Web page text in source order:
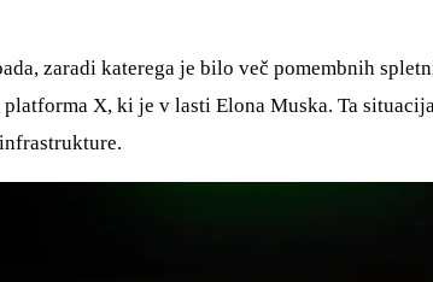
zaradi katerega je bilo več pomembnih
X, ki je v lasti Elona Muska. Ta